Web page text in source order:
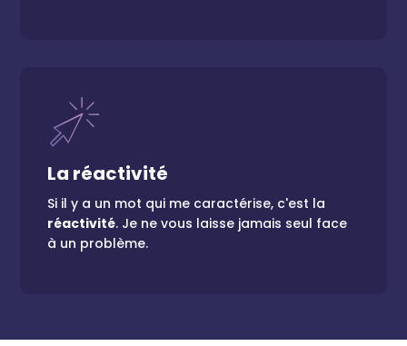
La réactivité
Si il y a un mot qui me caractérise, c'est la
réactivité. Je ne vous laisse jamais seul face
à un problème.
Vous n'êtes jamais seul
Quelque soit votre souci, j'interviens toujours
aussi vite que possible (en général dans la
demi-heure).